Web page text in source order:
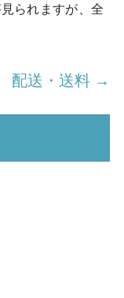
られますが、全
配送・送料 →